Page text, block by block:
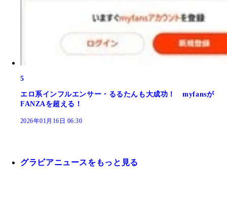
5
エロ系インフルエンサー・るるたんも大成功！ myfansが
FANZAを超える！
2026年01月16日 06:30
グラビアニュースをもっと見る